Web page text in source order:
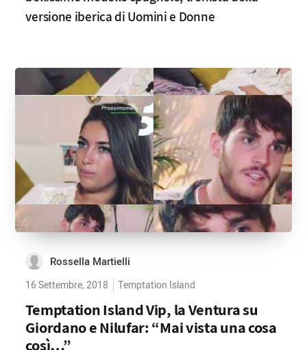
versione iberica di Uomini e Donne
Rossella Martielli
16 Settembre, 2018 Temptation Island
Temptation Island Vip, la Ventura su
Giordano e Nilufar: “Mai vista una cosa
così…”